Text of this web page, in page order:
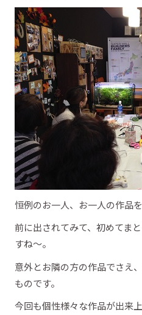
恒例のお一人、お一人の作品
前に出されてみて、初めてま
すね～。
意外とお隣の方の作品でさえ
ものです。
今回も個性様々な作品が出来